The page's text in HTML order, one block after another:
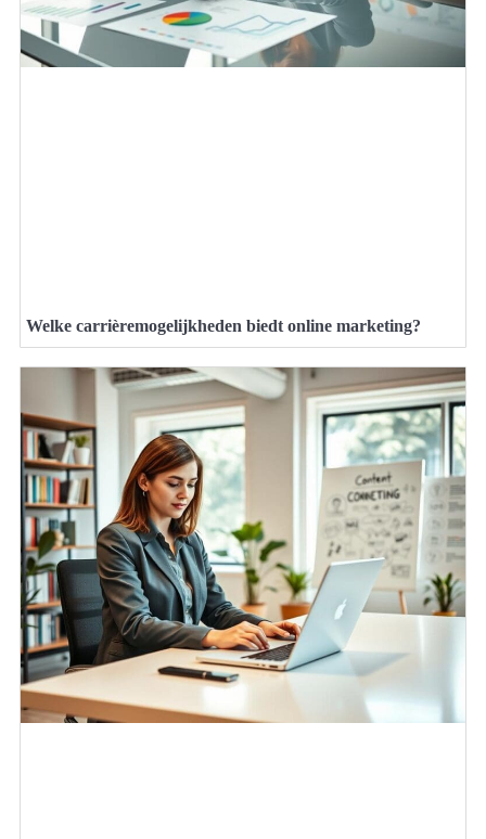
Welke carrièremogelijkheden biedt online marketing?